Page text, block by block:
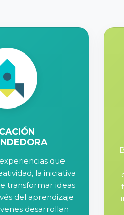
que
la iniciativa
transformar ideas
del aprendizaje
desarrollan